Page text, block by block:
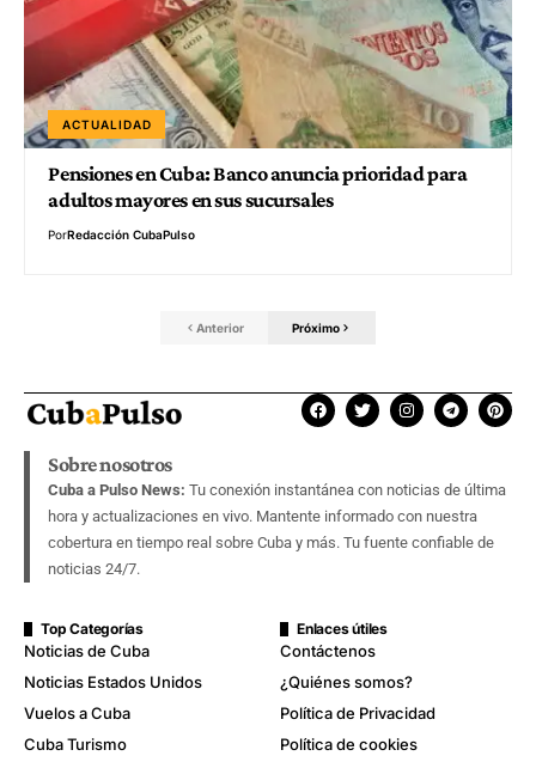
ACTUALIDAD
Pensiones en Cuba: Banco anuncia prioridad para
adultos mayores en sus sucursales
PorRedacción CubaPulso
Anterior Próximo
Sobre nosotros
Cuba a Pulso News: Tu conexión instantánea con noticias de última
hora y actualizaciones en vivo. Mantente informado con nuestra
cobertura en tiempo real sobre Cuba y más. Tu fuente confiable de
noticias 24/7.
Top Categorías
Noticias de Cuba
Noticias Estados Unidos
Vuelos a Cuba
Cuba Turismo
Enlaces útiles
Contáctenos
¿Quiénes somos?
Política de Privacidad
Política de cookies